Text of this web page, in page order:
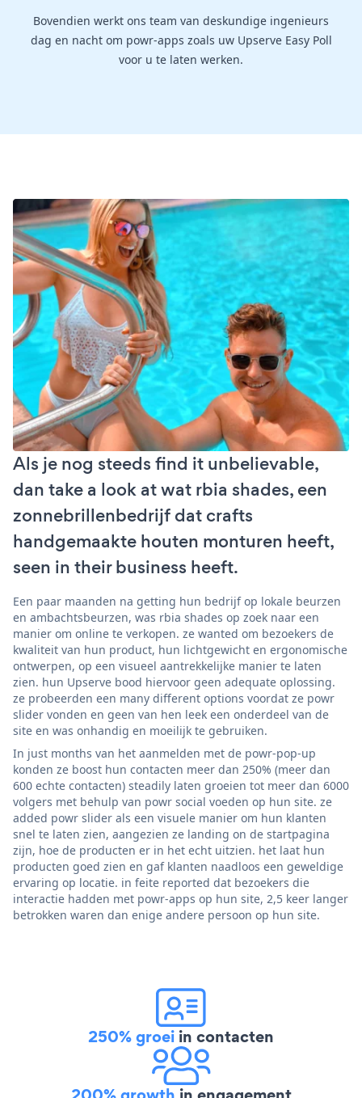
Bovendien werkt ons team van deskundige ingenieurs
dag en nacht om powr-apps zoals uw Upserve Easy Poll
voor u te laten werken.
Als je nog steeds find it unbelievable,
dan take a look at wat rbia shades, een
zonnebrillenbedrijf dat crafts
handgemaakte houten monturen heeft,
seen in their business heeft.
Een paar maanden na getting hun bedrijf op lokale beurzen
en ambachtsbeurzen, was rbia shades op zoek naar een
manier om online te verkopen. ze wanted om bezoekers de
kwaliteit van hun product, hun lichtgewicht en ergonomische
ontwerpen, op een visueel aantrekkelijke manier te laten
zien. hun Upserve bood hiervoor geen adequate oplossing.
ze probeerden een many different options voordat ze powr
slider vonden en geen van hen leek een onderdeel van de
site en was onhandig en moeilijk te gebruiken.
In just months van het aanmelden met de powr-pop-up
konden ze boost hun contacten meer dan 250% (meer dan
600 echte contacten) steadily laten groeien tot meer dan 6000
volgers met behulp van powr social voeden op hun site. ze
added powr slider als een visuele manier om hun klanten
snel te laten zien, aangezien ze landing on de startpagina
zijn, hoe de producten er in het echt uitzien. het laat hun
producten goed zien en gaf klanten naadloos een geweldige
ervaring op locatie. in feite reported dat bezoekers die
interactie hadden met powr-apps op hun site, 2,5 keer langer
betrokken waren dan enige andere persoon op hun site.
250% groei in contacten